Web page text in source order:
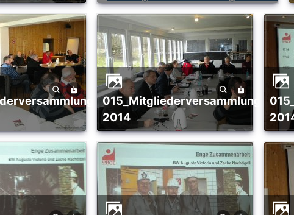
015_Mitgliederversammlung_02-
2014
015_Mitgliederversammlung_02-